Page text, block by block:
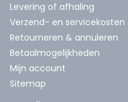
Levering of afhaling
Verzend- en servicekosten
Retourneren & annuleren
Betaalmogelijkheden
Mijn account
Sitemap